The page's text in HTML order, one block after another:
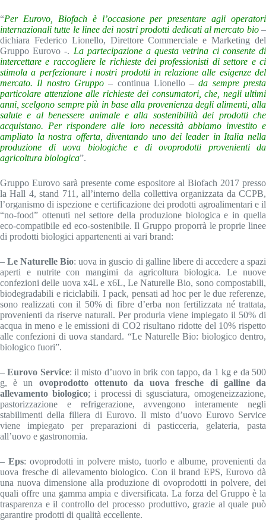
“Per Eurovo, Biofach è l’occasione per presentare agli operatori
internazionali tutte le linee dei nostri prodotti dedicati al mercato bio –
dichiara Federico Lionello, Direttore Commerciale e Marketing del
Gruppo Eurovo -. La partecipazione a questa vetrina ci consente di
intercettare e raccogliere le richieste dei professionisti di settore e ci
stimola a perfezionare i nostri prodotti in relazione alle esigenze del
mercato. Il nostro Gruppo– continua Lionello –da sempre presta
particolare attenzione alle richieste dei consumatori, che, negli ultimi
anni, scelgono sempre più in base alla provenienza degli alimenti, alla
salute e al benessere animale e alla sostenibilità dei prodotti che
acquistano. Per rispondere alle loro necessità abbiamo investito e
ampliato la nostra offerta, diventando uno dei leader in Italia nella
produzione di uova biologiche e di ovoprodotti provenienti da
agricoltura biologica”.
Gruppo Eurovo sarà presente come espositore al Biofach 2017 presso
la Hall 4, stand 711, all’interno della collettiva organizzata da CCPB,
l’organismo di ispezione e certificazione dei prodotti agroalimentari e il
“no-food” ottenuti nel settore della produzione biologica e in quella
eco-compatibile ed eco-sostenibile. Il Gruppo proporrà le proprie linee
di prodotti biologici appartenenti ai vari brand:
–Le Naturelle Bio: uova in guscio di galline libere di accedere a spazi
aperti e nutrite con mangimi da agricoltura biologica. Le nuove
confezioni delle uova x4L e x6L, Le Naturelle Bio, sono compostabili,
biodegradabili e riciclabili. I pack, pensati ad hoc per le due referenze,
sono realizzati con il 50% di fibre d’erba non fertilizzata né trattata,
provenienti da riserve naturali. Per produrla viene impiegato il 50% di
acqua in meno e le emissioni di CO2 risultano ridotte del 10% rispetto
alle confezioni di uova standard. “Le Naturelle Bio: biologico dentro,
biologico fuori”.
–Eurovo Service: il misto d’uovo in brik con tappo, da 1 kg e da 500
g, è un ovoprodotto ottenuto da uova fresche di galline da
allevamento biologico; i processi di sgusciatura, omogeneizzazione,
pastorizzazione e refrigerazione, avvengono interamente negli
stabilimenti della filiera di Eurovo. Il misto d’uovo Eurovo Service
viene impiegato per preparazioni di pasticceria, gelateria, pasta
all’uovo e gastronomia.
– Eps: ovoprodotti in polvere misto, tuorlo e albume, provenienti da
uova fresche di allevamento biologico. Con il brand EPS, Eurovo dà
una nuova dimensione alla produzione di ovoprodotti in polvere, dei
quali offre una gamma ampia e diversificata. La forza del Gruppo è la
trasparenza e il controllo del processo produttivo, grazie al quale può
garantire prodotti di qualità eccellente.